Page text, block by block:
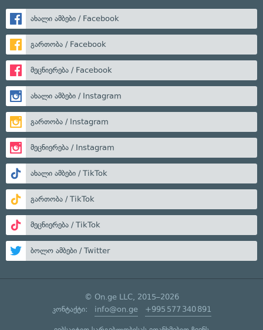
ახალი ამბები / Facebook
გართობა / Facebook
მეცნიერება / Facebook
ახალი ამბები / Instagram
გართობა / Instagram
მეცნიერება / Instagram
ახალი ამბები / TikTok
გართობა / TikTok
მეცნიერება / TikTok
ბოლო ამბები / Twitter
© On.ge LLC, 2015–2026
კონტაქტი: info@on.ge +995 577 340 891